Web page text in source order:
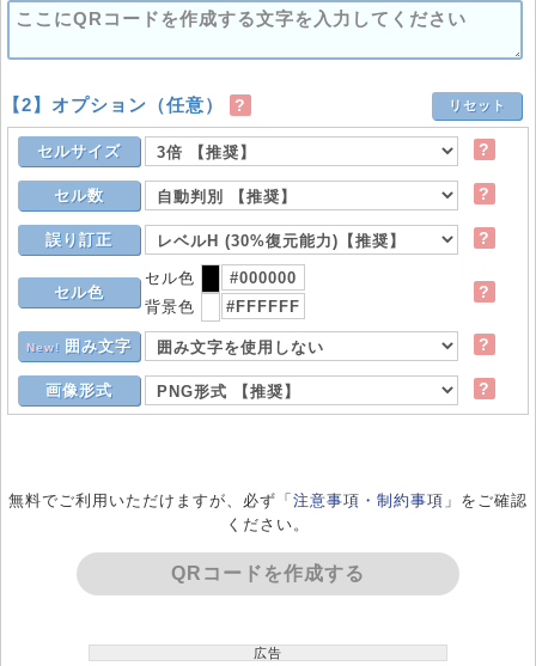
【2】オプション（任意） ? リセット
セルサイズ ?
セル数 ?
誤り訂正 ?
セル色
セル色
背景色
?
New! 囲み文字 ?
画像形式 ?
無料でご利用いただけますが、必ず「注意事項・制約事項 」をご確認
ください。
QRコードを作成する
広告